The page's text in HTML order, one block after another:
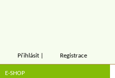
Přihlásit Registrace
E-SHOP